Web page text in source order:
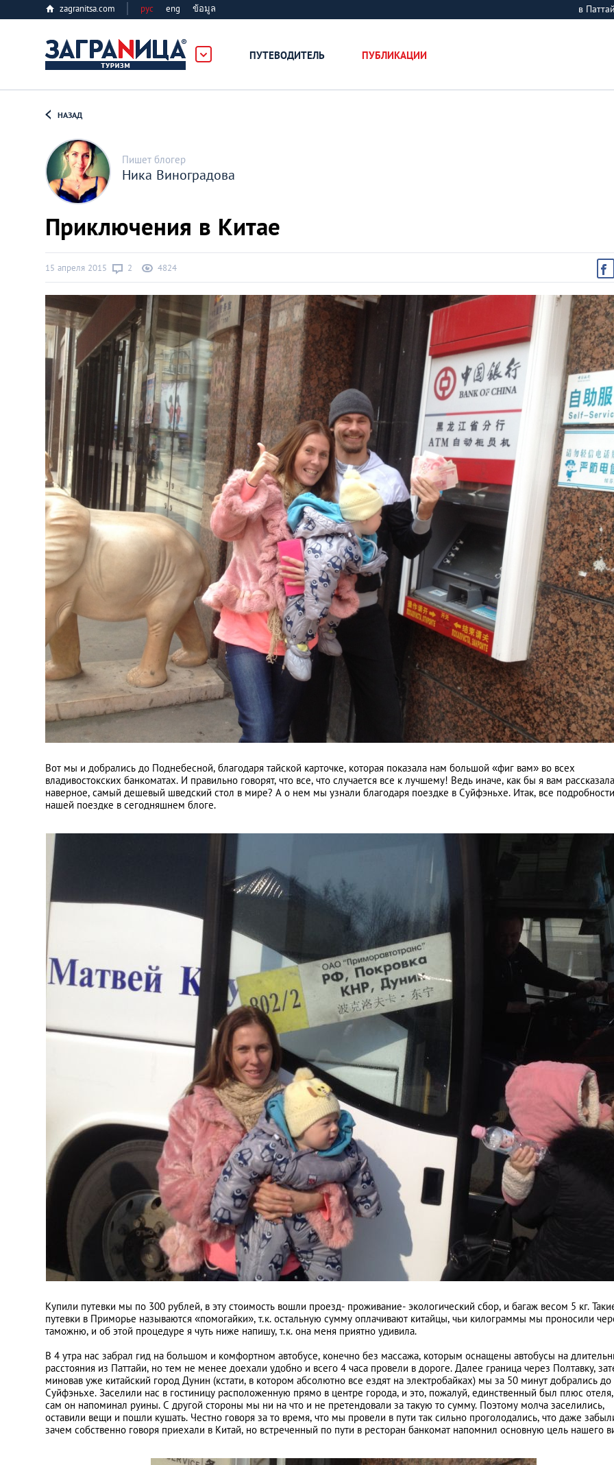
zagranitsa.com рус eng ข้อมูล в
ПУТЕВОДИТЕЛЬ ПУБЛИКАЦИИ
Киев
Лондон
Лос-Анджелес
Москва
Париж
Паттайя
Пхукет
Санкт-Петербург
НАЗАД
Пишет блогер
Ника Виноградова
Приключения в Китае
15 апреля 2015 2 4824
Вот мы и добрались до Поднебесной, благодаря тайской карточке, которая показала нам большой «фиг вам» во всех
владивостокских банкоматах. И правильно говорят, что все, что случается все к лучшему! Ведь иначе, как бы я вам
наверное, самый дешевый шведский стол в мире? А о нем мы узнали благодаря поездке в Суйфэньхе. Итак, все
нашей поездке в сегодняшнем блоге.
Купили путевки мы по 300 рублей, в эту стоимость вошли проезд- проживание- экологический сбор, и багаж весом 5 кг.
путевки в Приморье называются «помогайки», т.к. остальную сумму оплачивают китайцы, чьи килограммы мы проносили
таможню, и об этой процедуре я чуть ниже напишу, т.к. она меня приятно удивила.
В 4 утра нас забрал гид на большом и комфортном автобусе, конечно без массажа, которым оснащены автобусы на
расстояния из Паттайи, но тем не менее доехали удобно и всего 4 часа провели в дороге. Далее граница через Полтавку,
миновав уже китайский город Дунин (кстати, в котором абсолютно все ездят на электробайках) мы за 50 минут добрались до
Суйфэньхе. Заселили нас в гостиницу расположенную прямо в центре города, и это, пожалуй, единственный был плюс отеля,
сам он напоминал руины. С другой стороны мы ни на что и не претендовали за такую то сумму. Поэтому молча заселились,
оставили вещи и пошли кушать. Честно говоря за то время, что мы провели в пути так сильно проголодались, что даже
зачем собственно говоря приехали в Китай, но встреченный по пути в ресторан банкомат напомнил основную цель нашего
Путь домой...